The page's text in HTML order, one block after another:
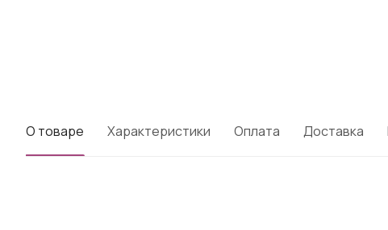
О товаре Характеристики Оплата Доставка